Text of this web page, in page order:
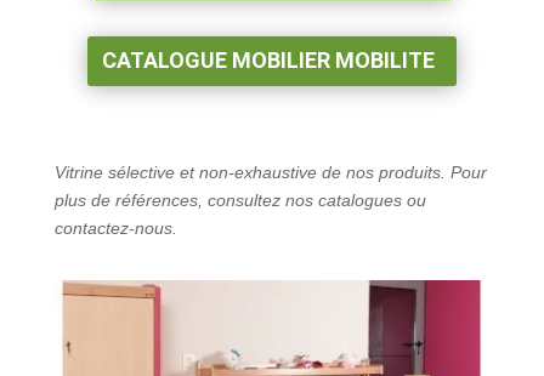
CATALOGUE MOBILIER MOBILITE
Vitrine sélective et non-exhaustive de nos produits. Pour
plus de références, consultez nos catalogues ou
contactez-nous.